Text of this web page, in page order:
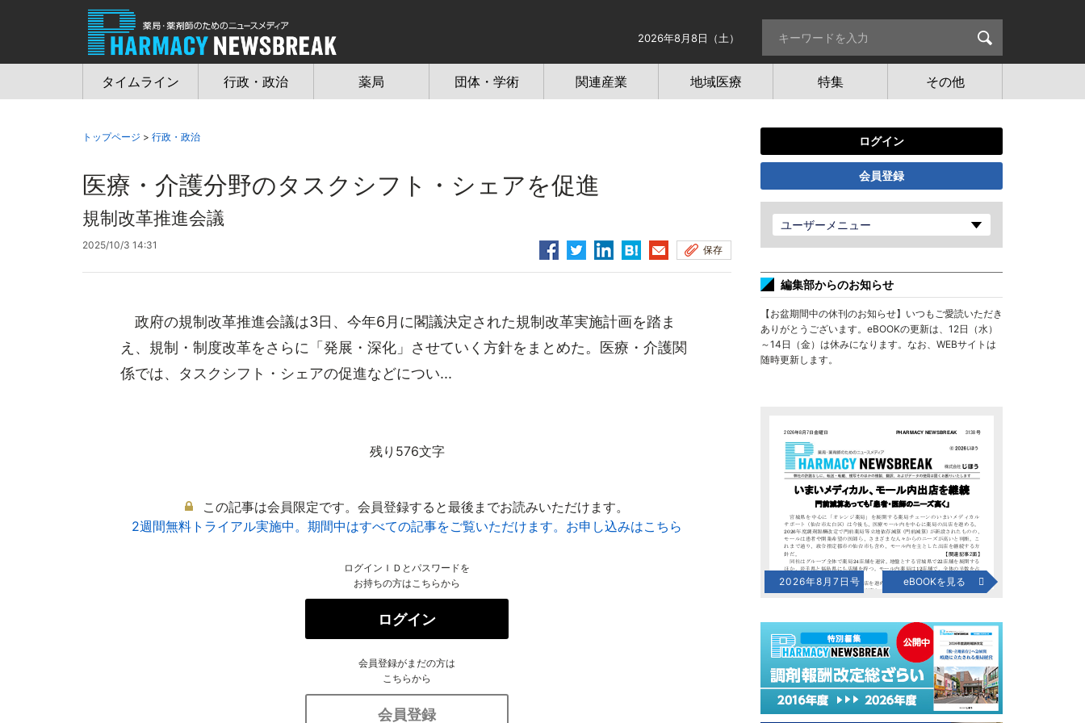
2026年8月8日（土）
タイムライン 行政・政治 薬局 団体・学術 関連産業 地域医療 特集 その他
トップページ > 行政・政治
医療・介護分野のタスクシフト・シェアを促進
規制改革推進会議
2025/10/3 14:31 保存
政府の規制改革推進会議は3日、今年6月に閣議決定された規制改革実施計画を踏ま
え、規制・制度改革をさらに「発展・深化」させていく方針をまとめた。医療・介護関
係では、タスクシフト・シェアの促進などについ...
残り576文字
この記事は会員限定です。会員登録すると最後までお読みいただけます。
2週間無料トライアル実施中。期間中はすべての記事をご覧いただけます。お申し込みはこちら
ログインＩＤとパスワードを
お持ちの方はこちらから
ログイン
会員登録がまだの方は
こちらから
会員登録
ログイン
会員登録
ユーザーメニュー
編集部からのお知らせ
【お盆期間中の休刊のお知らせ】いつもご愛読いただき
ありがとうございます。eBOOKの更新は、12日（水）
～14日（金）は休みになります。なお、WEBサイトは
随時更新します。
2026年8月7日号 eBOOKを見る